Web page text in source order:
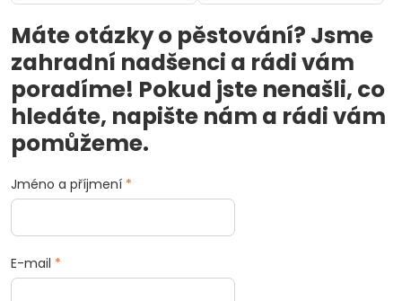
Máte otázky o pěstování? Jsme
zahradní nadšenci a rádi vám
poradíme! Pokud jste nenašli, co
hledáte, napište nám a rádi vám
pomůžeme.
Jméno a příjmení *
E-mail *